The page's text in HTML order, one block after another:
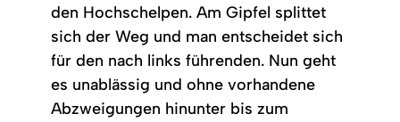
den Hochschelpen. Am Gipfel splittet
sich der Weg und man entscheidet sich
für den nach links führenden. Nun geht
es unablässig und ohne vorhandene
Abzweigungen hinunter bis zum